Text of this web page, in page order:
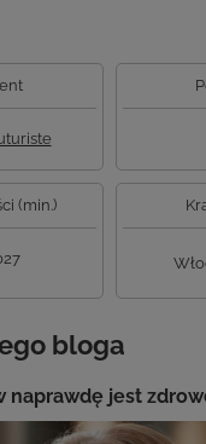
(min.)
bloga
naprawdę jest